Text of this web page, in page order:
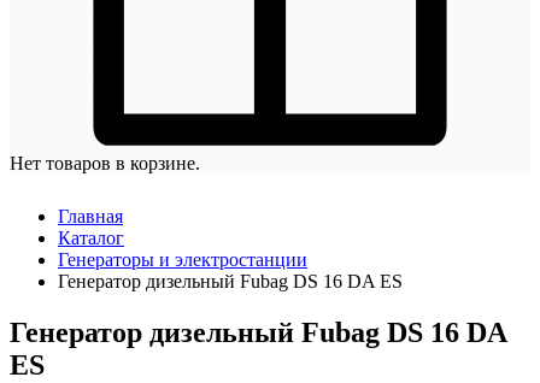
Нет товаров в корзине.
Главная
Каталог
Генераторы и электростанции
Генератор дизельный Fubag DS 16 DA ES
Генератор дизельный Fubag DS 16 DA
ES